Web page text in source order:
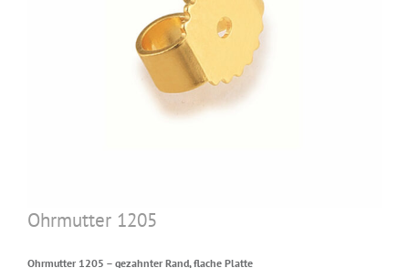
Ohrmutter 1205
Ohrmutter 1205 – gezahnter Rand, flache Platte